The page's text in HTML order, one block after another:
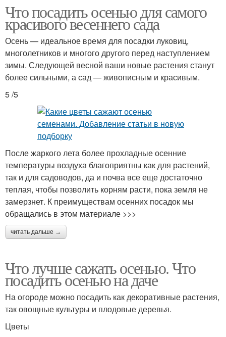
Что посадить осенью для самого
красивого весеннего сада
Осень — идеальное время для посадки луковиц,
многолетников и многого другого перед наступлением
зимы. Следующей весной ваши новые растения станут
более сильными, а сад — живописным и красивым.
5 /5
После жаркого лета более прохладные осенние
температуры воздуха благоприятны как для растений,
так и для садоводов, да и почва все еще достаточно
теплая, чтобы позволить корням расти, пока земля не
замерзнет. К преимуществам осенних посадок мы
обращались в этом материале >>>
читать дальше →
Что лучше сажать осенью. Что
посадить осенью на даче
На огороде можно посадить как декоративные растения,
так овощные культуры и плодовые деревья.
Цветы